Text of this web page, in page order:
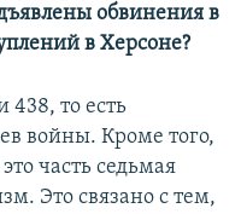
обвинения в
в Херсоне?
438, то есть
войны. Кроме того,
часть седьмая
Это связано с тем,